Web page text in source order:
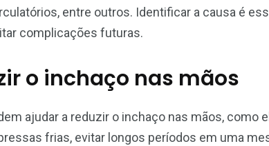
entre outros. Identificar a causa é
complicações futuras.
o inchaço nas mãos
ajudar a reduzir o inchaço nas mãos, como
frias, evitar longos períodos em uma